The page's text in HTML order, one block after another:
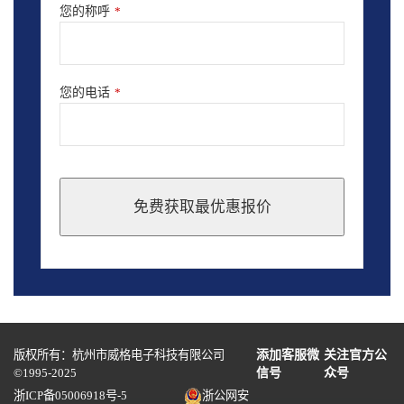
您的称呼 *
您的电话 *
免费获取最优惠报价
should
blank
版权所有：杭州市威格电子科技有限公司
©1995-2025
添加客服微
信号
关注官方公
众号
浙ICP备05006918号-5
浙公网安